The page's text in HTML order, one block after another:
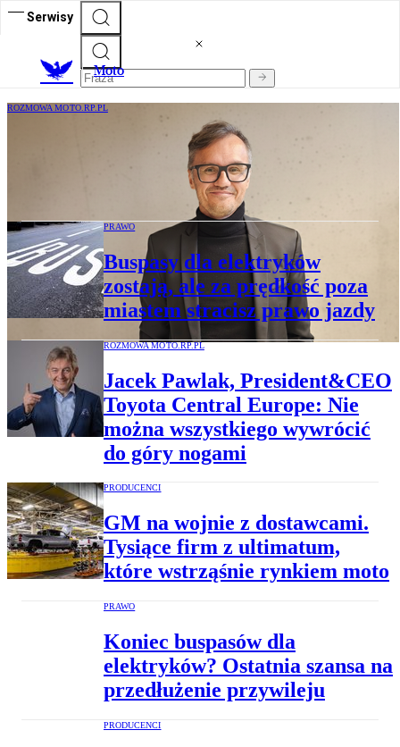
Serwisy
Moto
ROZMOWA MOTO.RP.PL
Adam Bazydlo, szef strategii designu:
Powrót do przycisków i era sztucznej
PRAWO
Buspasy dla elektryków
zostają, ale za prędkość poza
miastem stracisz prawo jazdy
ROZMOWA MOTO.RP.PL
Jacek Pawlak, President&CEO
Toyota Central Europe: Nie
można wszystkiego wywrócić
do góry nogami
PRODUCENCI
GM na wojnie z dostawcami.
Tysiące firm z ultimatum,
które wstrząśnie rynkiem moto
PRAWO
Koniec buspasów dla
elektryków? Ostatnia szansa na
przedłużenie przywileju
PRODUCENCI